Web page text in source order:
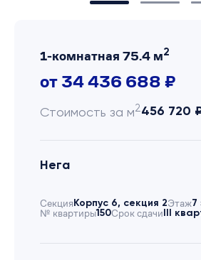
1-комнатная 75.4 м2
от 34 436 688 ₽
Стоимость за м2456 720
Нега
СекцияКорпус 6, секция 2Этаж7
№ квартиры150Срок сдачиIII